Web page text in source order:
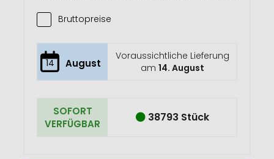
Bruttopreise
14 August
Voraussichtliche Lieferung
am 14. August
SOFORT
VERFÜGBAR
38793 Stück